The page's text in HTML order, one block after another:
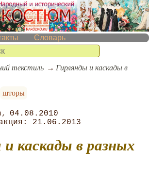
Словарь
текстиль
Гирлянды и каскады в
шторы
04.08.2010
21.06.2013